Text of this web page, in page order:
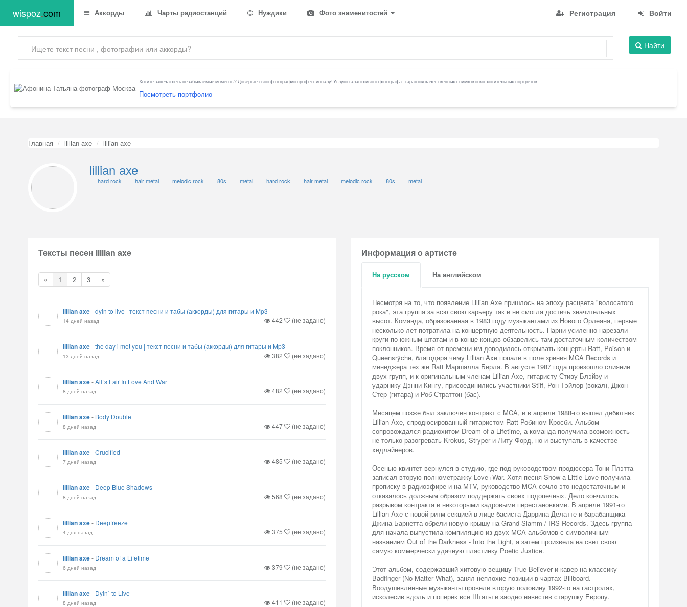
wispoz.com Аккорды Чарты радиостанций Нуждики Фото знаменитостей Регистрация Войти
Найти
Хотите запечатлеть незабываемые моменты? Доверьте свои фотографии профессионалу! Услуги талантливого фотографа - гарантия качественных снимков и восхитительных портретов.
Посмотреть портфолио
Главная lillian axe lillian axe
lillian axe
hard rock hair metal melodic rock 80s metal hard rock hair metal melodic rock 80s metal
Тексты песен lillian axe
« 1 2 3 »
lillian axe-dyin to live | текст песни и табы (аккорды) для гитары и Mp3
14 дней назад 442 (не задано)
lillian axe-the day i met you | текст песни и табы (аккорды) для гитары и Mp3
13 дней назад 382 (не задано)
lillian axe-All`s Fair In Love And War
8 дней назад 482 (не задано)
lillian axe- Body Double
8 дней назад 447 (не задано)
lillian axe-Crucified
7 дней назад 485 (не задано)
lillian axe- Deep Blue Shadows
8 дней назад 568 (не задано)
lillian axe- Deepfreeze
4 дня назад 375 (не задано)
lillian axe- Dream of a Lifetime
6 дней назад 379 (не задано)
lillian axe- Dyin` to Live
8 дней назад 411 (не задано)
Информация о артисте
На русском На английском
Несмотря на то, что появление Lillian Axe пришлось на эпоху расцвета "волосатого
рока", эта группа за всю свою карьеру так и не смогла достичь значительных
высот. Команда, образованная в 1983 году музыкантами из Нового Орлеана, первые
несколько лет потратила на концертную деятельность. Парни усиленно нарезали
круги по южным штатам и в конце концов обзавелись там достаточным количеством
поклонников. Время от времени им доводилось открывать концерты Ratt, Poison и
Queensrÿche, благодаря чему Lillian Axe попали в поле зрения MCA Records и
менеджера тех же Ratt Маршалла Берла. В августе 1987 года произошло слияние
двух групп, и к оригинальным членам Lillian Axe, гитаристу Стиву Блэйзу и
ударнику Дэнни Кингу, присоединились участники Stiff, Рон Тэйлор (вокал), Джон
Стер (гитара) и Роб Страттон (бас).
Месяцем позже был заключен контракт с MCA, и в апреле 1988-го вышел дебютник
Lillian Axe, спродюсированный гитаристом Ratt Робином Кросби. Альбом
сопровождался радиохитом Dream of a Lifetime, а команда получила возможность
не только разогревать Krokus, Stryper и Литу Форд, но и выступать в качестве
хедлайнеров.
Осенью квинтет вернулся в студию, где под руководством продюсера Тони Плэтта
записал вторую полнометражку Love+War. Хотя песня Show a Little Love получила
прописку в радиоэфире и на MTV, руководство MCA сочло это недостаточным и
отказалось должным образом поддержать своих подопечных. Дело кончилось
разрывом контракта и некоторыми кадровыми перестановками. В апреле 1991-го
Lillian Axe с новой ритм-секцией в лице басиста Даррина Делатте и барабанщика
Джина Барнетта обрели новую крышу на Grand Slamm / IRS Records. Здесь группа
для начала выпустила компиляцию из двух MCA-альбомов с символичным
названием Out of the Darkness - Into the Light, а затем произвела на свет свою
самую коммерчески удачную пластинку Poetic Justice.
Этот альбом, содержавший хитовую вещицу True Believer и кавер на классику
Badfinger (No Matter What), занял неплохие позиции в чартах Billboard.
Воодушевлённые музыканты провели вторую половину 1992-го на гастролях,
исколесив вдоль и поперёк все Штаты и заодно навестив старушку Европу.